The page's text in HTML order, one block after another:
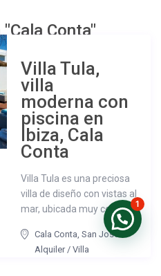
Conta"
Villa Tula,
villa
moderna con
piscina en
Ibiza, Cala
Conta
Villa Tula es una preciosa
villa de diseño con vistas al
mar, ubicada muy cerca ...
Cala Conta,San José
Alquiler/Villa
1